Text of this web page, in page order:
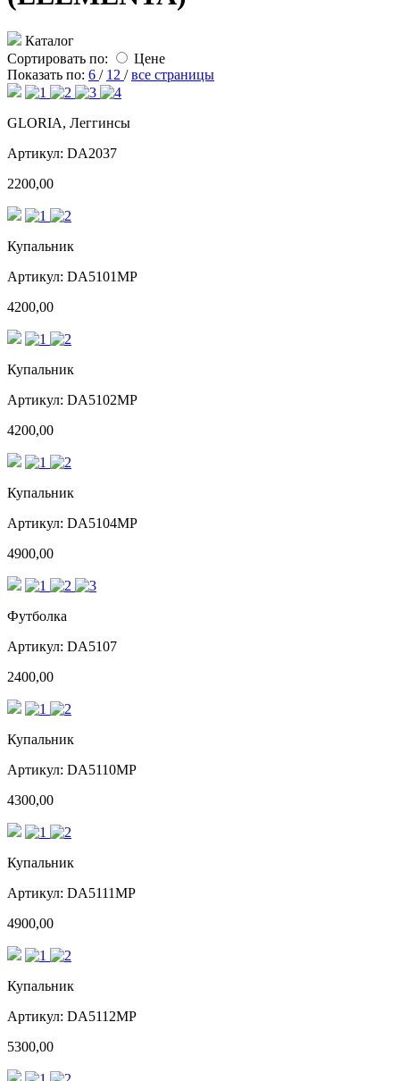
Каталог
Сортировать по:
Цене
Показать по: 6 / 12 /все страницы
GLORIA, Леггинсы
Артикул: DA2037
2200,00
Купальник
Артикул: DA5101MP
4200,00
Купальник
Артикул: DA5102MP
4200,00
Купальник
Артикул: DA5104MP
4900,00
Футболка
Артикул: DA5107
2400,00
Купальник
Артикул: DA5110MP
4300,00
Купальник
Артикул: DA5111MP
4900,00
Купальник
Артикул: DA5112MP
5300,00